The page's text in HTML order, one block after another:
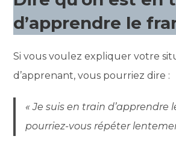
d’apprendre le
Si vous voulez expliquer votre
d’apprenant, vous pourriez dire :
« Je suis en train d’apprendre
pourriez-vous répéter